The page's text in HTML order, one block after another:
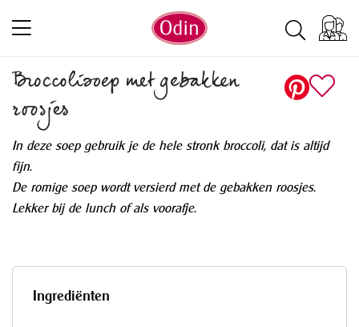
Broccolisoep met gebakken
roosjes
In deze soep gebruik je de hele stronk broccoli, dat is altijd
fijn.
De romige soep wordt versierd met de gebakken roosjes.
Lekker bij de lunch of als voorafje.
Ingrediënten